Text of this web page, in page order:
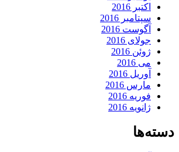
اکتبر 2016
سپتامبر 2016
آگوست 2016
جولای 2016
ژوئن 2016
می 2016
آوریل 2016
مارس 2016
فوریه 2016
ژانویه 2016
دسته‌ها